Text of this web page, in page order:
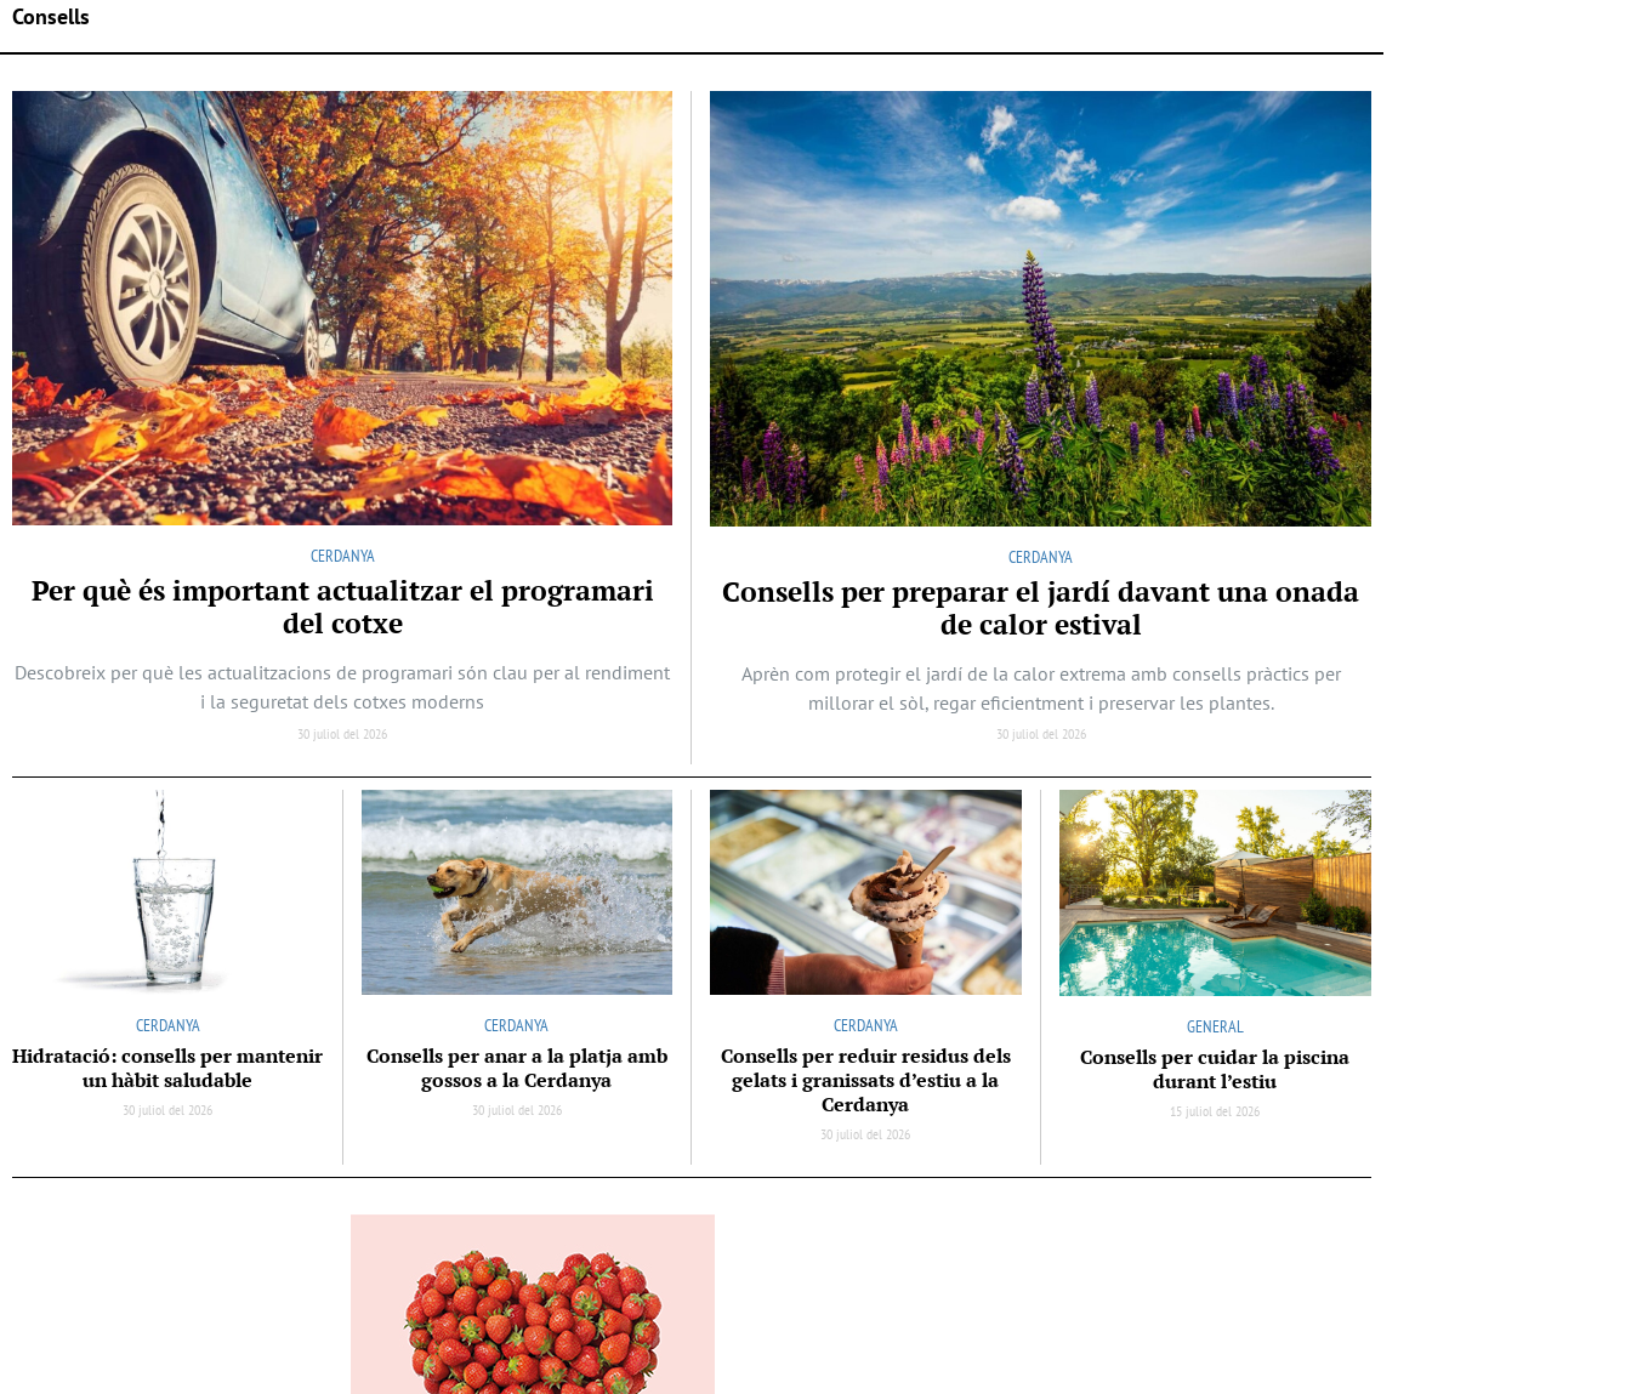
Consells
CERDANYA
Per què és important actualitzar el programari
del cotxe
Descobreix per què les actualitzacions de programari són clau per al rendiment
i la seguretat dels cotxes moderns
30 juliol del 2026
CERDANYA
Consells per preparar el jardí davant una onada
de calor estival
Aprèn com protegir el jardí de la calor extrema amb consells pràctics per
millorar el sòl, regar eficientment i preservar les plantes.
30 juliol del 2026
CERDANYA
Hidratació: consells per mantenir
un hàbit saludable
30 juliol del 2026
CERDANYA
Consells per anar a la platja amb
gossos a la Cerdanya
30 juliol del 2026
CERDANYA
Consells per reduir residus dels
gelats i granissats d’estiu a la
Cerdanya
30 juliol del 2026
GENERAL
Consells per cuidar la piscina
durant l’estiu
15 juliol del 2026